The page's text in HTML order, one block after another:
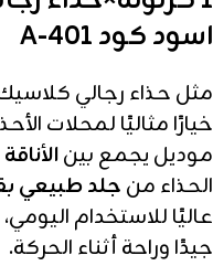
اسود كود A-401
مثل حذاء رجالي
خيارًا مثاليًا لمحلات
موديل يجمع بين
الحذاء من جلد طبيعي
عاليًا للاستخدام
جيدًا وراحة أثناء الحركة.